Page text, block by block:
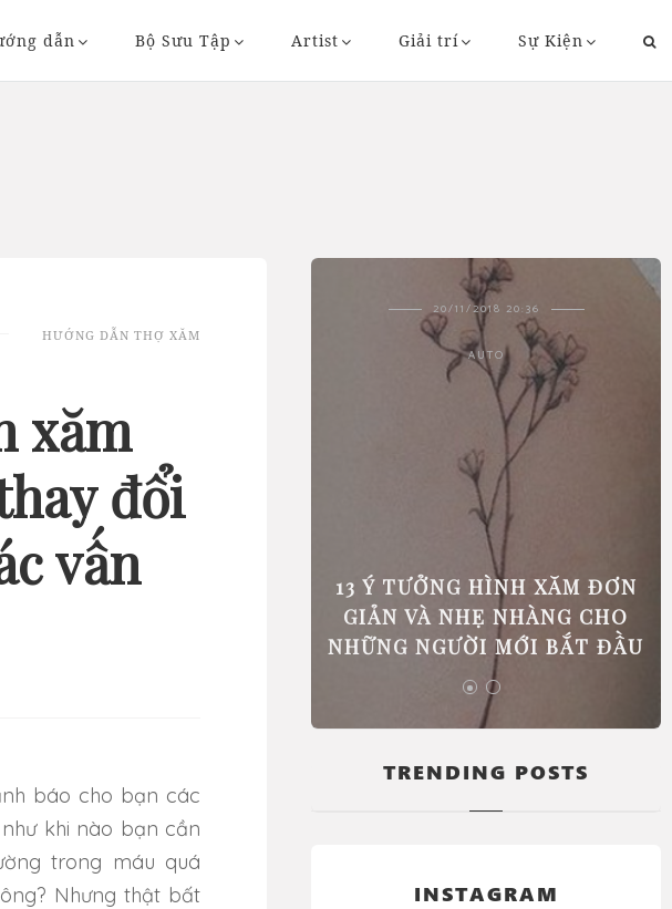
dẫn Bộ Sưu Tập Artist Giải trí Sự Kiện
HƯỚNG DẪN THỢ XĂM
xăm
đổi
vấn
khi nào bạn cần
trong máu quá
Nhưng thật bất
HÌNH XĂM PHẢI ĐI
20/11/2018 20:36
AUTO
13 Ý TƯỞNG HÌNH XĂM ĐƠN
GIẢN VÀ NHẸ NHÀNG CHO
NHỮNG NGƯỜI MỚI BẮT ĐẦU
TRENDING POSTS
INSTAGRAM